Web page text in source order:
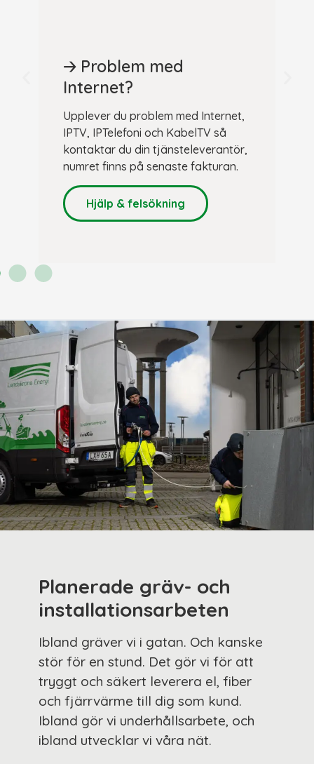
🡢 Problem med
Internet?
Upplever du problem med Internet,
IPTV, IPTelefoni och KabelTV så
kontaktar du din tjänsteleverantör,
numret finns på senaste fakturan.
Hjälp & felsökning
Planerade gräv- och
installationsarbeten
Ibland gräver vi i gatan. Och kanske
stör för en stund. Det gör vi för att
tryggt och säkert leverera el, fiber
och fjärrvärme till dig som kund.
Ibland gör vi underhållsarbete, och
ibland utvecklar vi våra nät.